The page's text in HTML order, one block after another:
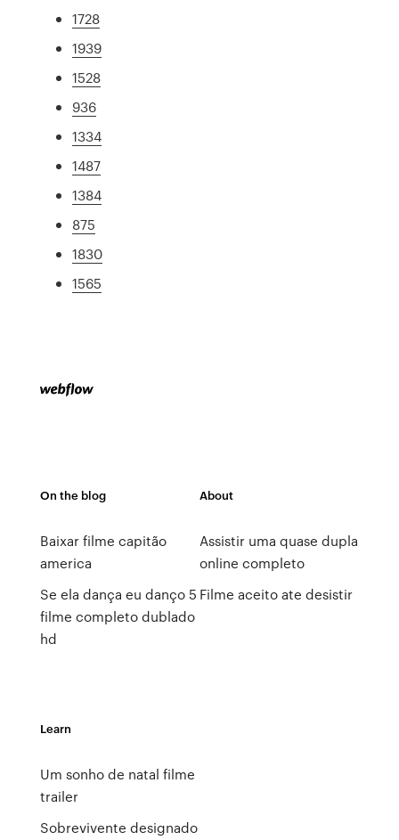
1728
1939
1528
936
1334
1487
1384
875
1830
1565
On the blog
Baixar filme capitão
america
Se ela dança eu danço 5
filme completo dublado
hd
About
Assistir uma quase dupla
online completo
Filme aceito ate desistir
Learn
Um sonho de natal filme
trailer
Sobrevivente designado